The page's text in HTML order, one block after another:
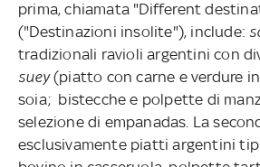
prima, chiamata "Different
("Destinazioni insolite"), include:
tradizionali ravioli argentini con
suey(piatto con carne e verdure
soia; bistecche e polpette di
selezione di empanadas. La
esclusivamente piatti argentini